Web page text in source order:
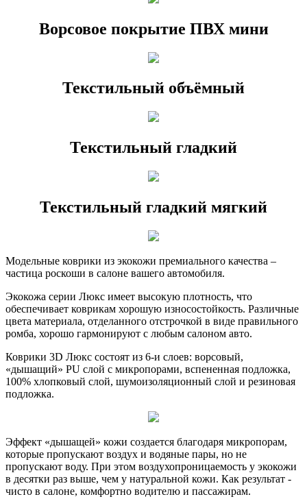
Ворсовое покрытие ПВХ мини
Текстильный объёмный
Текстильный гладкий
Текстильный гладкий мягкий
Модельные коврики из экокожи премиального качества –
частица роскоши в салоне вашего автомобиля.
Экокожа серии Люкс имеет высокую плотность, что
обеспечивает коврикам хорошую износостойкость. Различные
цвета материала, отделанного отстрочкой в виде правильного
ромба, хорошо гармонируют с любым салоном авто.
Коврики 3D Люкс состоят из 6-и слоев: ворсовый,
«дышащий» PU слой с микропорами, вспененная подложка,
100% хлопковый слой, шумоизоляционный слой и резиновая
подложка.
Эффект «дышащей» кожи создается благодаря микропорам,
которые пропускают воздух и водяные пары, но не
пропускают воду. При этом воздухопроницаемость у экокожи
в десятки раз выше, чем у натуральной кожи. Как результат -
чисто в салоне, комфортно водителю и пассажирам.